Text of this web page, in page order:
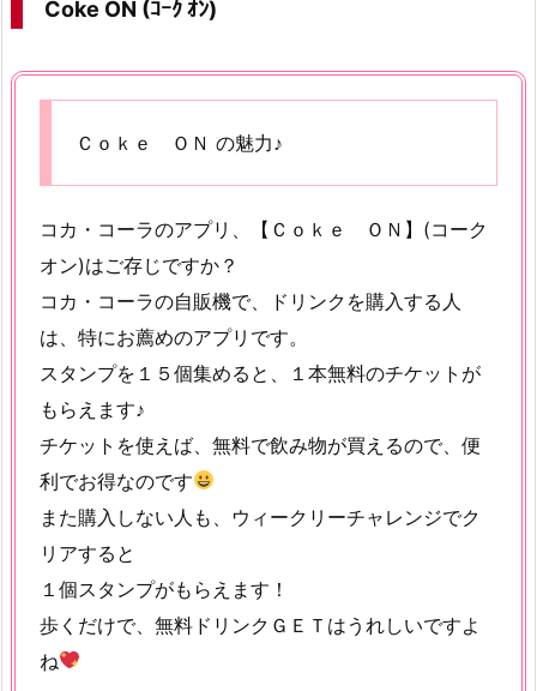
Coke ON (ｺｰｸ ｵﾝ)
Ｃｏｋｅ ＯＮ の魅力♪
コカ・コーラのアプリ、【Ｃｏｋｅ ＯＮ】(コーク
オン)はご存じですか？
コカ・コーラの自販機で、ドリンクを購入する人
は、特にお薦めのアプリです。
スタンプを１５個集めると、１本無料のチケットが
もらえます♪
チケットを使えば、無料で飲み物が買えるので、便
利でお得なのです
また購入しない人も、ウィークリーチャレンジでク
リアすると
１個スタンプがもらえます！
歩くだけで、無料ドリンクＧＥＴはうれしいですよ
ね